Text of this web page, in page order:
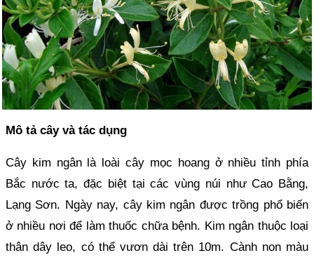
Mô tả câyvà tác dụng
Cây kim ngân là loài cây mọc hoang ở nhiều tỉnh phía
Bắc nước ta, đặc biệt tại các vùng núi như Cao Bằng,
Lạng Sơn. Ngày nay, cây kim ngân được trồng phổ biến
ở nhiều nơi để làm thuốc chữa bệnh. Kim ngân thuộc loại
thân dây leo, có thể vươn dài trên 10m. Cành non màu